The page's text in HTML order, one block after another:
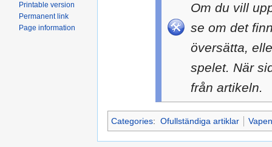
Om du vill
se om det
översätta,
spelet. När
från artikeln.
Categories: Ofullständiga artiklar Vapen
Printable version
Permanent link
Page information